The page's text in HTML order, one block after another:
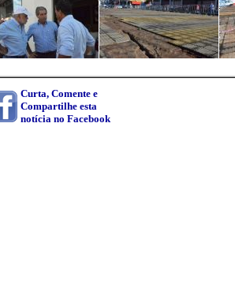
Curta, Comente e
Compartilhe esta
notícia no Facebook